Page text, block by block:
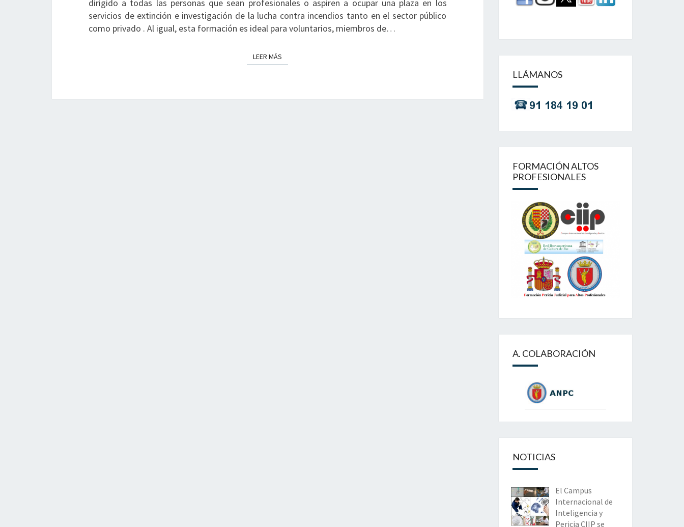
INCENDIOS
dirigido a todas las personas que sean profesionales o aspiren a ocupar una plaza en los
servicios de extinción e investigación de la lucha contra incendios tanto en el sector público
como privado . Al igual, esta formación es ideal para voluntarios, miembros de…
LEER MÁS
LLÁMANOS
FORMACIÓN ALTOS
PROFESIONALES
A. COLABORACIÓN
NOTICIAS
El Campus
Internacional de
Inteligencia y
Pericia CIIP se